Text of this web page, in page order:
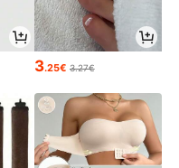
3.25€ 3.27€